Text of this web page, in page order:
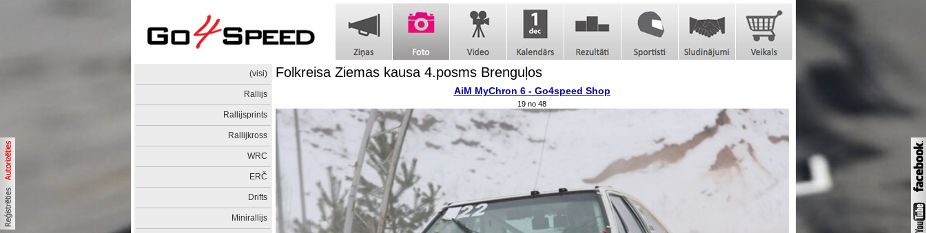
(visi)
Rallijs
Rallijsprints
Rallijkross
WRC
ERČ
Drifts
Minirallijs
Folkreisa Ziemas kausa 4.posms Brenguļos
AiM MyChron 6 - Go4speed Shop
19 no 48